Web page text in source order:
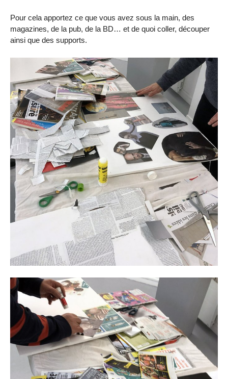
Pour cela apportez ce que vous avez sous la main, des
magazines, de la pub, de la BD… et de quoi coller, découper
ainsi que des supports.